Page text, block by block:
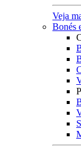
Veja
Bonés